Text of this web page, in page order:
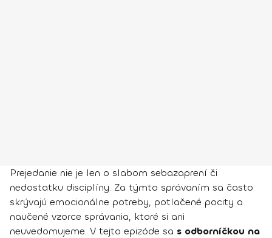
Prejedanie nie je len o slabom sebazaprení či
nedostatku disciplíny. Za týmto správaním sa často
skrývajú emocionálne potreby, potlačené pocity a
naučené vzorce správania, ktoré si ani
neuvedomujeme. V tejto epizóde sa s odborníčkou na